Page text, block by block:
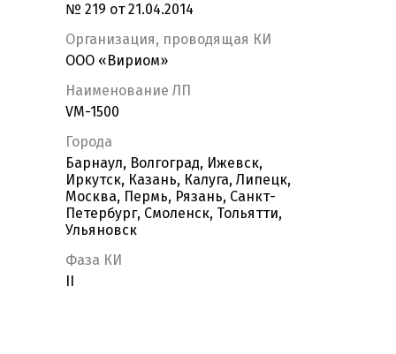
№ 219 от 21.04.2014
Организация, проводящая КИ
ООО «Вириом»
Наименование ЛП
VM-1500
Города
Барнаул, Волгоград, Ижевск,
Иркутск, Казань, Калуга, Липецк,
Москва, Пермь, Рязань, Санкт-
Петербург, Смоленск, Тольятти,
Ульяновск
Фаза КИ